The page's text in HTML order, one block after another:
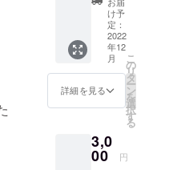
「患者さん
の想いを聴
いて、医院
との架け橋
になり、健
康で歯を大
い」という
精一杯
のお礼
のメッ
セージ
を お送
り致し
ま
す！！
※お届け
須に
なって
います
け予
定：
2022
年12
月
詳細を見る
こ
の
リ
タ
ー
ン
を
選
択
す
る
3,0
00 円